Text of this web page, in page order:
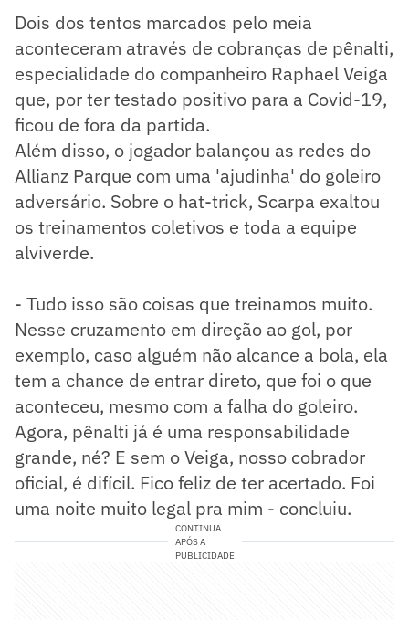
Dois dos tentos marcados pelo meia
aconteceram através de cobranças de pênalti,
especialidade do companheiro Raphael Veiga
que, por ter testado positivo para a Covid-19,
ficou de fora da partida.
Além disso, o jogador balançou as redes do
Allianz Parque com uma 'ajudinha' do goleiro
adversário. Sobre o hat-trick, Scarpa exaltou
os treinamentos coletivos e toda a equipe
alviverde.
- Tudo isso são coisas que treinamos muito.
Nesse cruzamento em direção ao gol, por
exemplo, caso alguém não alcance a bola, ela
tem a chance de entrar direto, que foi o que
aconteceu, mesmo com a falha do goleiro.
Agora, pênalti já é uma responsabilidade
grande, né? E sem o Veiga, nosso cobrador
oficial, é difícil. Fico feliz de ter acertado. Foi
uma noite muito legal pra mim - concluiu.
CONTINUA
APÓS A
PUBLICIDADE